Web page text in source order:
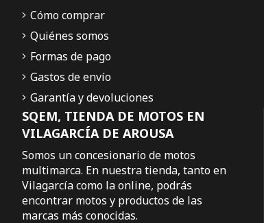
SQEM, TIENDA DE MOTOS EN
VILAGARCÍA DE AROUSA
Somos un concesionario de motos
multimarca. En nuestra tienda, tanto en
Vilagarcía como la online, podrás
encontrar motos y productos de las
marcas más conocidas.
Cómo comprar
Quiénes somos
Formas de pago
Gastos de envío
Garantía y devoluciones